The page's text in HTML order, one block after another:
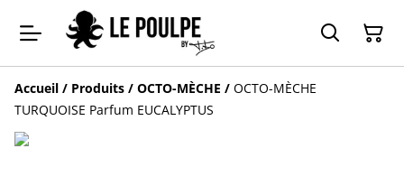
Accueil / Produits / OCTO-MÈCHE / OCTO-MÈCHE
TURQUOISE Parfum EUCALYPTUS